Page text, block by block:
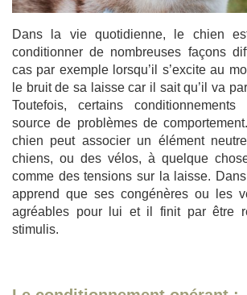
Dans la vie quotidienne, le chien
conditionner de nombreuses façons
cas par exemple lorsqu’il s’excite au
le bruit de sa laisse car il sait qu’il va
Toutefois, certains
source de problèmes de
chien peut associer un élément
chiens, ou des vélos, à quelque
comme des tensions sur la laisse.
apprend que ses congénères ou les
agréables pour lui et il finit par être
stimulis.